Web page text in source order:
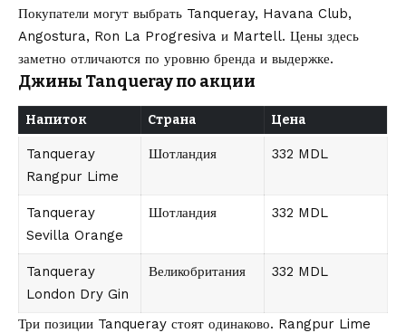
Покупатели могут выбрать Tanqueray, Havana Club,
Angostura, Ron La Progresiva и Martell. Цены здесь
заметно отличаются по уровню бренда и выдержке.
Джины Tanqueray по акции
Напиток Страна Цена
Tanqueray
Rangpur Lime
Шотландия 332 MDL
Tanqueray
Sevilla Orange
Шотландия 332 MDL
Tanqueray
London Dry Gin
Великобритания 332 MDL
Три позиции Tanqueray стоят одинаково. Rangpur Lime